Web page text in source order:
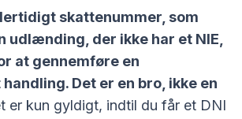
skattenummer, som
udlænding, der ikke har et NIE,
at gennemføre en
Det er en bro, ikke en
er kun gyldigt, indtil du får et DNI